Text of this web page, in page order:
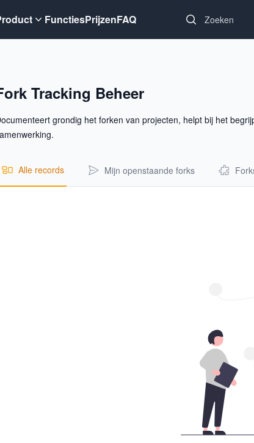
FunctiesPrijzenFAQ
Tracking Beheer
grondig het forken van projecten, helpt bij het
Alle records Mijn openstaande forks